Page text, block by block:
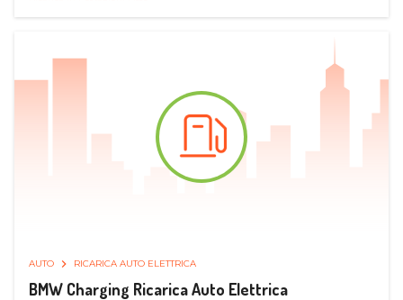
AUTO RICARICA AUTO ELETTRICA
BMW Charging Ricarica Auto Elettrica